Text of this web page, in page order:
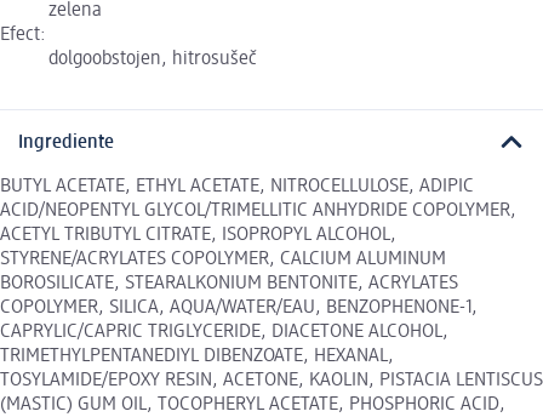
zelena
Efect:
dolgoobstojen, hitrosušeč
Ingrediente
BUTYL ACETATE, ETHYL ACETATE, NITROCELLULOSE, ADIPIC
ACID/NEOPENTYL GLYCOL/TRIMELLITIC ANHYDRIDE COPOLYMER,
ACETYL TRIBUTYL CITRATE, ISOPROPYL ALCOHOL,
STYRENE/ACRYLATES COPOLYMER, CALCIUM ALUMINUM
BOROSILICATE, STEARALKONIUM BENTONITE, ACRYLATES
COPOLYMER, SILICA, AQUA/WATER/EAU, BENZOPHENONE-1,
CAPRYLIC/CAPRIC TRIGLYCERIDE, DIACETONE ALCOHOL,
TRIMETHYLPENTANEDIYL DIBENZOATE, HEXANAL,
TOSYLAMIDE/EPOXY RESIN, ACETONE, KAOLIN, PISTACIA LENTISCUS
(MASTIC) GUM OIL, TOCOPHERYL ACETATE, PHOSPHORIC ACID,